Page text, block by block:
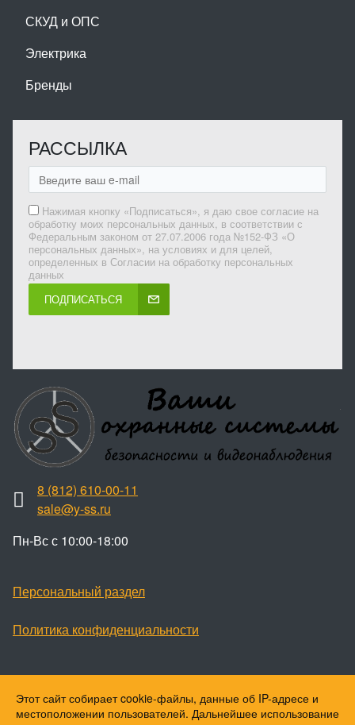
СКУД и ОПС
Электрика
Бренды
РАССЫЛКА
Нажимая кнопку «Подписаться», я даю свое согласие на
обработку моих персональных данных, в соответствии с
Федеральным законом от 27.07.2006 года №152-ФЗ «О
персональных данных», на условиях и для целей,
определенных в Согласии на обработку персональных
данных
ПОДПИСАТЬСЯ
8 (812) 610-00-11
sale@y-ss.ru
Пн-Вс с 10:00-18:00
Персональный раздел
Политика конфиденциальности
Наверх
Этот сайт собирает cookie-файлы, данные об IP-адресе и
местоположении пользователей. Дальнейшее использование